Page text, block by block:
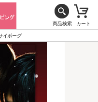
商品検索 カート
イボーグ